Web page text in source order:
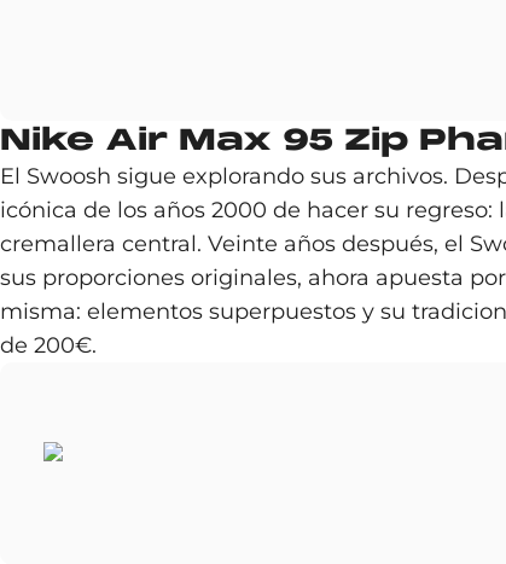
Nike Air Max 95 Zip
El Swoosh sigue explorando sus archivos.
icónica de los años 2000 de hacer su
cremallera central. Veinte años después, el
sus proporciones originales, ahora apuesta
misma: elementos superpuestos y su
de 200€.